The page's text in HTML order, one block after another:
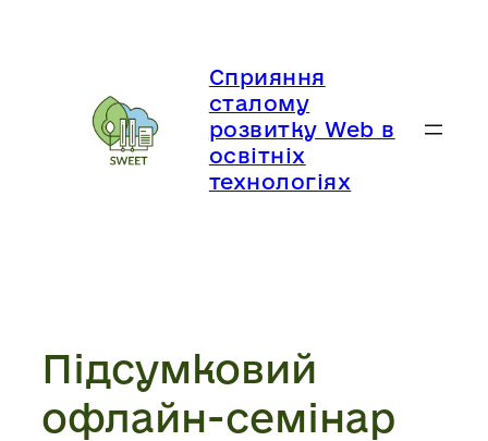
Сприяння
сталому
розвитку Web в
освітніх
технологіях
Підсумковий
офлайн-семінар